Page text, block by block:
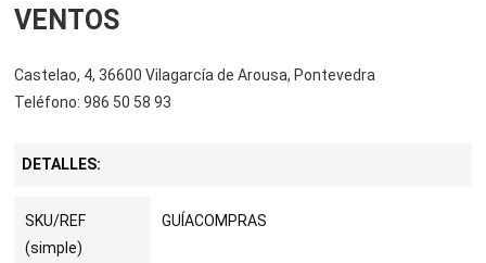
VENTOS
Castelao, 4, 36600 Vilagarcía de Arousa, Pontevedra
Teléfono: 986 50 58 93
DETALLES:
SKU/REF
(simple)
GUÍACOMPRAS